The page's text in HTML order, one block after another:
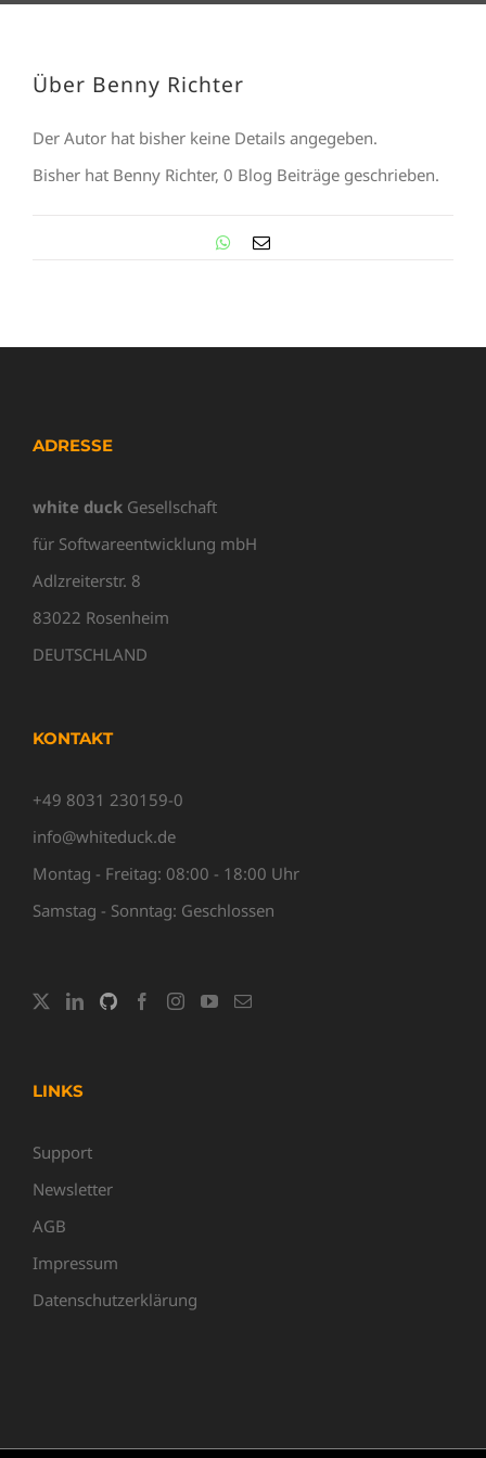
Über Benny Richter
Der Autor hat bisher keine Details angegeben.
Bisher hat Benny Richter, 0 Blog Beiträge geschrieben.
WhatsApp
E-
ADRESSE
white duck Gesellschaft
für Softwareentwicklung mbH
Adlzreiterstr. 8
83022 Rosenheim
DEUTSCHLAND
KONTAKT
+49 8031 230159-0
info@whiteduck.de
Montag - Freitag: 08:00 - 18:00 Uhr
Samstag - Sonntag: Geschlossen
LINKS
Support
Newsletter
AGB
Impressum
Datenschutzerklärung